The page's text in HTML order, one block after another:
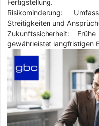
Fertigstellung.
Risikominderung:
Streitigkeiten und
Zukunftssicherheit:
gewährleistet langfristigen